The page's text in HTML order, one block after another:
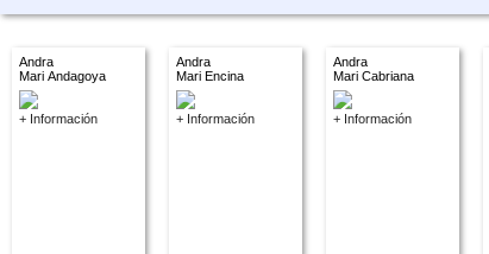
Andra
Mari Andagoya
+ Información
Andra
Mari Encina
+ Información
Andra
Mari Cabriana
+ Información